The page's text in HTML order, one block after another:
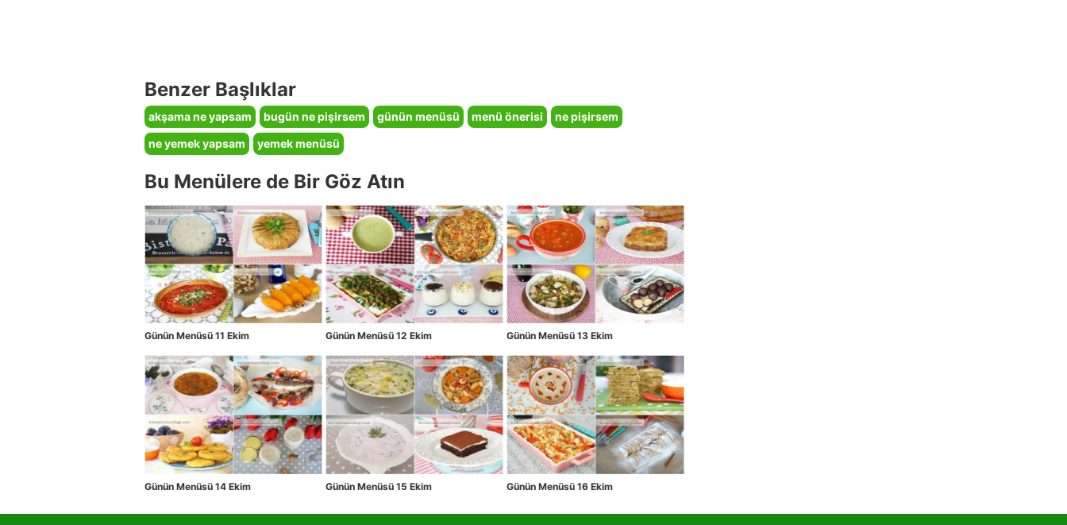
Benzer Başlıklar
akşama ne yapsam bugün ne pişirsem günün menüsü menü önerisi
ne pişirsem
ne yemek yapsam
yemek menüsü
Bu Menülere de Bir Göz Atın
Günün Menüsü 11 Ekim Günün Menüsü 12 Ekim Günün Menüsü 13 Ekim
Günün Menüsü 14 Ekim Günün Menüsü 15 Ekim Günün Menüsü 16 Ekim